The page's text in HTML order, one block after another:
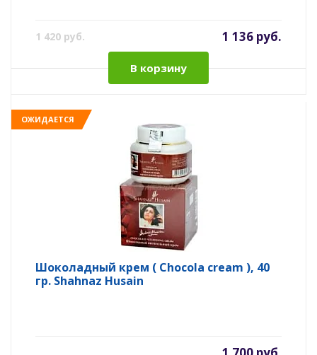
1 420 руб. 1 136 руб.
В корзину
ОЖИДАЕТСЯ
Шоколадный крем ( Chocola cream ), 40
гр. Shahnaz Husain